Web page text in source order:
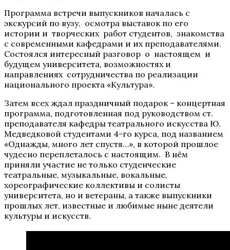
Программа встречи выпускников началась с
экскурсий по вузу, осмотра выставок по его
истории и творческих работ студентов, знакомства
с современными кафедрами и их преподавателями.
Состоялся интересный разговор о настоящем и
будущем университета, возможностях и
направлениях сотрудничества по реализации
национального проекта «Культура».
Затем всех ждал праздничный подарок – концертная
программа, подготовленная под руководством ст.
преподавателя кафедры театрального искусства Ю.
Медведковой студентами 4-го курса, под названием
«Однажды, много лет спустя…», в которой прошлое
чудесно переплеталось с настоящим. В нём
приняли участие не только студенческие
театральные, музыкальные, вокальные,
хореографические коллективы и солисты
университета, но и ветераны, а также выпускники
прошлых лет, известные и любимые ныне деятели
культуры и искусств.